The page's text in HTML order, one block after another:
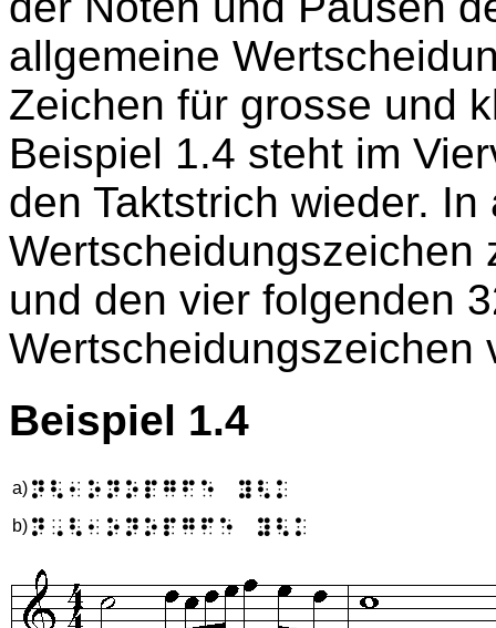
allgemeine
Zeichen für grosse und
Beispiel 1.4 steht im
den Taktstrich wieder.
Wertscheidungszeichen
und den vier folgenden
Wertscheidungszeichen
Beispiel 1.4
a) N2,ONOPGFE Y2K
b) N'2,ONOPGFE Y2K